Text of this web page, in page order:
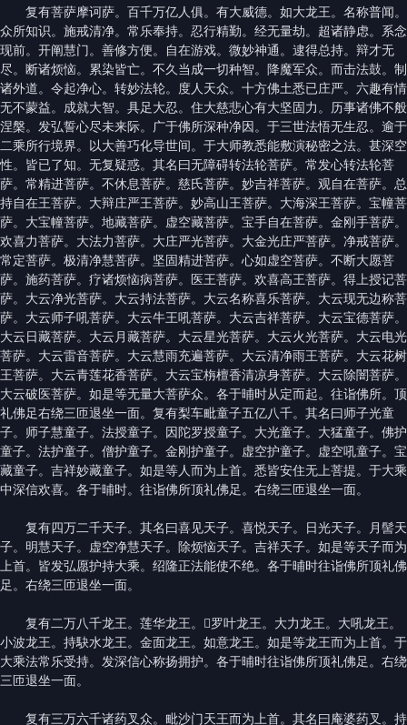
复有菩萨摩诃萨。百千万亿人俱。有大威德。如大龙王。名称普闻。
众所知识。施戒清净。常乐奉持。忍行精勤。经无量劫。超诸静虑。系念
现前。开阐慧门。善修方便。自在游戏。微妙神通。逮得总持。辩才无
尽。断诸烦恼。累染皆亡。不久当成一切种智。降魔军众。而击法鼓。制
诸外道。令起净心。转妙法轮。度人天众。十方佛土悉已庄严。六趣有情
无不蒙益。成就大智。具足大忍。住大慈悲心有大坚固力。历事诸佛不般
涅槃。发弘誓心尽未来际。广于佛所深种净因。于三世法悟无生忍。逾于
二乘所行境界。以大善巧化导世间。于大师教悉能敷演秘密之法。甚深空
性。皆已了知。无复疑惑。其名曰无障碍转法轮菩萨。常发心转法轮菩
萨。常精进菩萨。不休息菩萨。慈氏菩萨。妙吉祥菩萨。观自在菩萨。总
持自在王菩萨。大辩庄严王菩萨。妙高山王菩萨。大海深王菩萨。宝幢菩
萨。大宝幢菩萨。地藏菩萨。虚空藏菩萨。宝手自在菩萨。金刚手菩萨。
欢喜力菩萨。大法力菩萨。大庄严光菩萨。大金光庄严菩萨。净戒菩萨。
常定菩萨。极清净慧菩萨。坚固精进菩萨。心如虚空菩萨。不断大愿菩
萨。施药菩萨。疗诸烦恼病菩萨。医王菩萨。欢喜高王菩萨。得上授记菩
萨。大云净光菩萨。大云持法菩萨。大云名称喜乐菩萨。大云现无边称菩
萨。大云师子吼菩萨。大云牛王吼菩萨。大云吉祥菩萨。大云宝德菩萨。
大云日藏菩萨。大云月藏菩萨。大云星光菩萨。大云火光菩萨。大云电光
菩萨。大云雷音菩萨。大云慧雨充遍菩萨。大云清净雨王菩萨。大云花树
王菩萨。大云青莲花香菩萨。大云宝栴檀香清凉身菩萨。大云除闇菩萨。
大云破医菩萨。如是等无量大菩萨众。各于晡时从定而起。往诣佛所。顶
礼佛足右绕三匝退坐一面。复有梨车毗童子五亿八千。其名曰师子光童
子。师子慧童子。法授童子。因陀罗授童子。大光童子。大猛童子。佛护
童子。法护童子。僧护童子。金刚护童子。虚空护童子。虚空吼童子。宝
藏童子。吉祥妙藏童子。如是等人而为上首。悉皆安住无上菩提。于大乘
中深信欢喜。各于晡时。往诣佛所顶礼佛足。右绕三匝退坐一面。
复有四万二千天子。其名曰喜见天子。喜悦天子。日光天子。月髻天
子。明慧天子。虚空净慧天子。除烦恼天子。吉祥天子。如是等天子而为
上首。皆发弘愿护持大乘。绍隆正法能使不绝。各于晡时往诣佛所顶礼佛
足。右绕三匝退坐一面。
复有二万八千龙王。莲华龙王。𧫦罗叶龙王。大力龙王。大吼龙王。
小波龙王。持駃水龙王。金面龙王。如意龙王。如是等龙王而为上首。于
大乘法常乐受持。发深信心称扬拥护。各于晡时往诣佛所顶礼佛足。右绕
三匝退坐一面。
复有三万六千诸药叉众。毗沙门天王而为上首。其名曰庵婆药叉。持